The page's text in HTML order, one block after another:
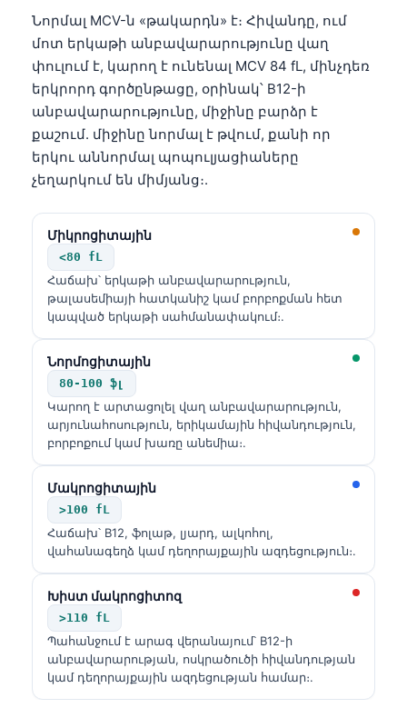
Նորմալ MCV-ն «թակարդն» է։ Հիվանդը, ում
մոտ երկաթի անբավարարությունը վաղ
փուլում է, կարող է ունենալ MCV 84 fL, մինչդեռ
երկրորդ գործընթացը, օրինակ՝ B12-ի
անբավարարությունը, միջինը բարձր է
քաշում. միջինը նորմալ է թվում, քանի որ
երկու աննորմալ պոպուլյացիաները
չեղարկում են միմյանց։.
Միկրոցիտային
<80 fL
Հաճախ՝ երկաթի անբավարարություն,
թալասեմիայի հատկանիշ կամ բորբոքման հետ
կապված երկաթի սահմանափակում։.
Նորմոցիտային
80-100 ֆլ
Կարող է արտացոլել վաղ անբավարարություն,
արյունահոսություն, երիկամային հիվանդություն,
բորբոքում կամ խառը անեմիա։.
Մակրոցիտային
>100 fL
Հաճախ՝ B12, ֆոլաթ, լյարդ, ալկոհոլ,
վահանագեղձ կամ դեղորայքային ազդեցություն։.
Խիստ մակրոցիտոզ
>110 fL
Պահանջում է արագ վերանայում՝ B12-ի
անբավարարության, ոսկրածուծի հիվանդության
կամ դեղորայքային ազդեցության համար։.